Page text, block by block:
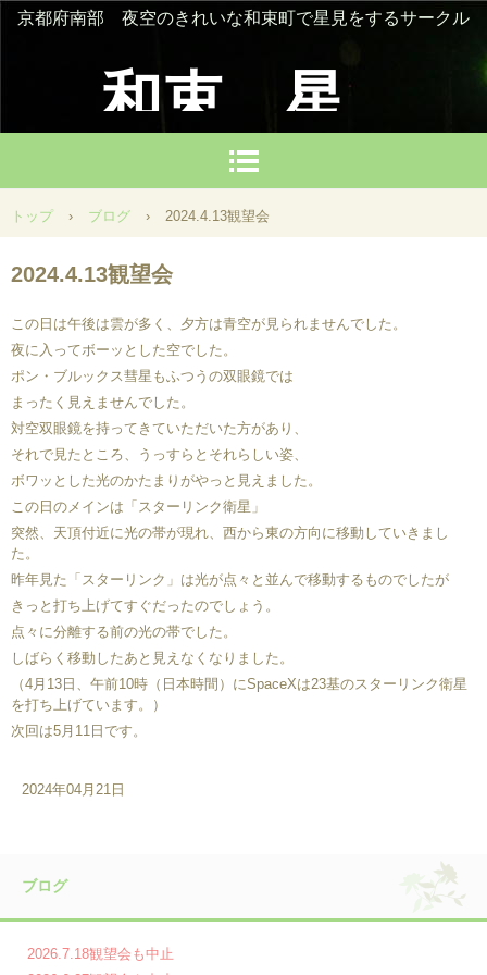
和束 星
を楽しむ
会
京都府南部 夜空のきれいな和束町で星見をするサークル
トップ › ブログ › 2024.4.13観望会
2024.4.13観望会
この日は午後は雲が多く、夕方は青空が見られませんでした。
夜に入ってボーッとした空でした。
ポン・ブルックス彗星もふつうの双眼鏡では
まったく見えませんでした。
対空双眼鏡を持ってきていただいた方があり、
それで見たところ、うっすらとそれらしい姿、
ボワッとした光のかたまりがやっと見えました。
この日のメインは「スターリンク衛星」
突然、天頂付近に光の帯が現れ、西から東の方向に移動していきまし
た。
昨年見た「スターリンク」は光が点々と並んで移動するものでしたが
きっと打ち上げてすぐだったのでしょう。
点々に分離する前の光の帯でした。
しばらく移動したあと見えなくなりました。
（4月13日、午前10時（日本時間）にSpaceXは23基のスターリンク衛星
を打ち上げています。）
次回は5月11日です。
2024年04月21日
ブログ
2026.7.18観望会も中止